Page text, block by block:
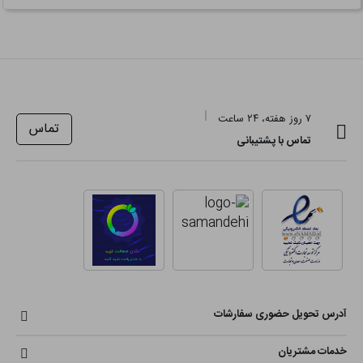
۷ روز هفته، ۲۴ ساعت
تماس با پشتیبانی
تماس
آدرس تحویل حضوری سفارشات
خدمات مشتریان